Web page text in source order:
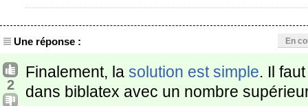
Une réponse : En
2
Finalement, la solution est simple. Il
dans biblatex avec un nombre